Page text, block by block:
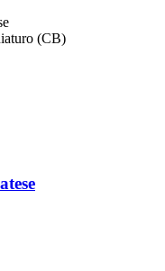
(CB)